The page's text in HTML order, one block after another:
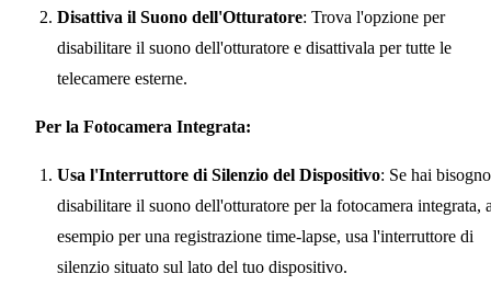
Disattiva il Suono dell'Otturatore: Trova l'opzione per
disabilitare il suono dell'otturatore e disattivala per tutte le
telecamere esterne.
Per la Fotocamera Integrata:
Usa l'Interruttore di Silenzio del Dispositivo: Se hai
disabilitare il suono dell'otturatore per la fotocamera integrata,
esempio per una registrazione time-lapse, usa l'interruttore di
silenzio situato sul lato del tuo dispositivo.